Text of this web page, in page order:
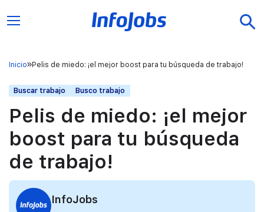
Inicio Pelis de miedo: ¡el mejor boost para tu búsqueda de trabajo!
Buscar trabajo Busco trabajo
Pelis de miedo: ¡el mejor
boost para tu búsqueda
de trabajo!
InfoJobs